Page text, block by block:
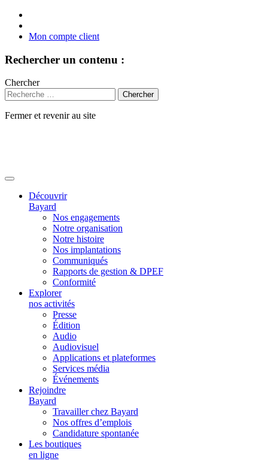
Mon compte client
Rechercher un contenu :
Chercher
Fermer et revenir au site
Découvrir
Bayard
Nos engagements
Notre organisation
Notre histoire
Nos implantations
Communiqués
Rapports de gestion & DPEF
Conformité
Explorer
nos activités
Presse
Édition
Audio
Audiovisuel
Applications et plateformes
Services média
Événements
Rejoindre
Bayard
Travailler chez Bayard
Nos offres d’emplois
Candidature spontanée
Les boutiques
en ligne